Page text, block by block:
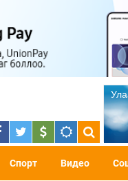
Спорт Видео